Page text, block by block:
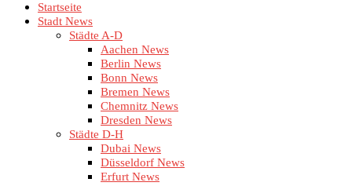
Startseite
Stadt News
Städte A-D
Aachen News
Berlin News
Bonn News
Bremen News
Chemnitz News
Dresden News
Städte D-H
Dubai News
Düsseldorf News
Erfurt News